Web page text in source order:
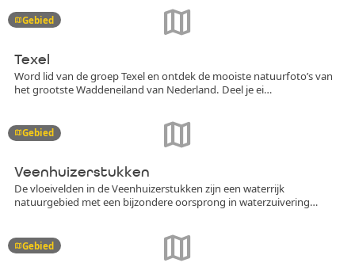
map
mapGebied
Texel
Word lid van de groep Texel en ontdek de mooiste natuurfoto’s van
het grootste Waddeneiland van Nederland. Deel je ei…
map
mapGebied
Veenhuizerstukken
De vloeivelden in de Veenhuizerstukken zijn een waterrijk
natuurgebied met een bijzondere oorsprong in waterzuivering…
map
mapGebied